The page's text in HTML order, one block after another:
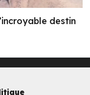
destin